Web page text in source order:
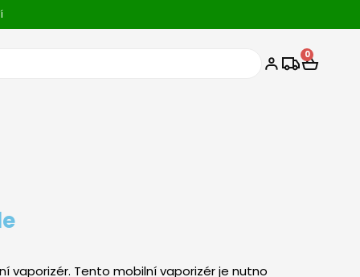
0
vaporizér. Tento mobilní vaporizér je nutno